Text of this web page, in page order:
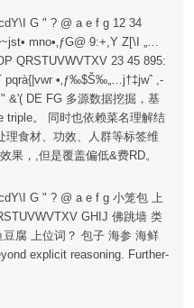
G " ? @ a e f g 12 34
mno•‚ƒG@ 9:+,Y Z[\I „…
QRSTUVWVTXV 23 45 895:
•‚ƒ‰$Š‰„…j†‡jwˆ ,-
&'( DE FG 多源数据挖掘，基
triple。 同时也依赖菜名理解结
理食材、功效、人群等标签维
果，,但是覆盖偏低&费RD。
G " ? @ a e f g 小笼包 上
GHIJ 佛跳墙 类
腐 上位词？ 包子 海参 海鲜
explicit reasoning. Further-